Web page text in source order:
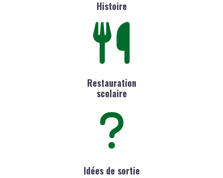
Histoire
Restauration
scolaire
Idées de sortie